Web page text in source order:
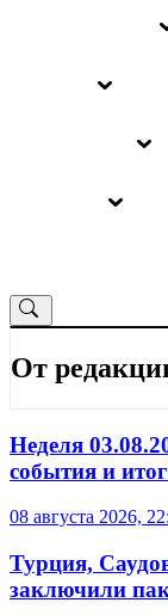
От
Неделя
события и
08 августа 2026,
Турция,
заключили